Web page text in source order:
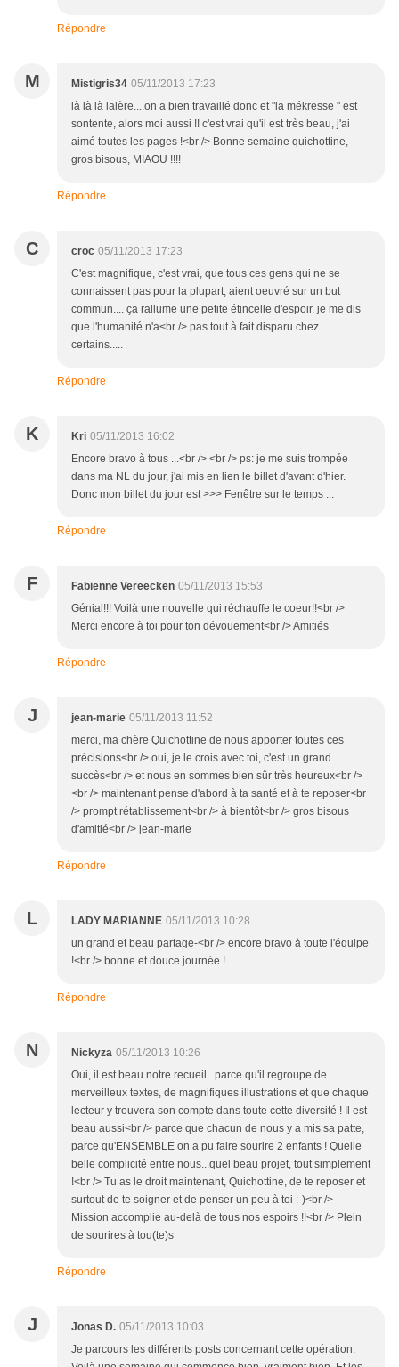
Répondre
M Mistigris34 05/11/2013 17:23
là là là lalère....on a bien travaillé donc et "la mékresse " est
sontente, alors moi aussi !! c'est vrai qu'il est très beau, j'ai
aimé toutes les pages !<br /> Bonne semaine quichottine,
gros bisous, MIAOU !!!!
Répondre
C croc 05/11/2013 17:23
C'est magnifique, c'est vrai, que tous ces gens qui ne se
connaissent pas pour la plupart, aient oeuvré sur un but
commun.... ça rallume une petite étincelle d'espoir, je me dis
que l'humanité n'a<br /> pas tout à fait disparu chez
certains.....
Répondre
K Kri 05/11/2013 16:02
Encore bravo à tous ...<br /> <br /> ps: je me suis trompée
dans ma NL du jour, j'ai mis en lien le billet d'avant d'hier.
Donc mon billet du jour est >>> Fenêtre sur le temps ...
Répondre
F Fabienne Vereecken 05/11/2013 15:53
Génial!!! Voilà une nouvelle qui réchauffe le coeur!!<br />
Merci encore à toi pour ton dévouement<br /> Amitiés
Répondre
J jean-marie 05/11/2013 11:52
merci, ma chère Quichottine de nous apporter toutes ces
précisions<br /> oui, je le crois avec toi, c'est un grand
succès<br /> et nous en sommes bien sûr très heureux<br />
<br /> maintenant pense d'abord à ta santé et à te reposer<br
/> prompt rétablissement<br /> à bientôt<br /> gros bisous
d'amitié<br /> jean-marie
Répondre
L LADY MARIANNE 05/11/2013 10:28
un grand et beau partage-<br /> encore bravo à toute l'équipe
!<br /> bonne et douce journée !
Répondre
N Nickyza 05/11/2013 10:26
Oui, il est beau notre recueil...parce qu'il regroupe de
merveilleux textes, de magnifiques illustrations et que chaque
lecteur y trouvera son compte dans toute cette diversité ! Il est
beau aussi<br /> parce que chacun de nous y a mis sa patte,
parce qu'ENSEMBLE on a pu faire sourire 2 enfants ! Quelle
belle complicité entre nous...quel beau projet, tout simplement
!<br /> Tu as le droit maintenant, Quichottine, de te reposer et
surtout de te soigner et de penser un peu à toi :-)<br />
Mission accomplie au-delà de tous nos espoirs !!<br /> Plein
de sourires à tou(te)s
Répondre
J Jonas D. 05/11/2013 10:03
Je parcours les différents posts concernant cette opération.